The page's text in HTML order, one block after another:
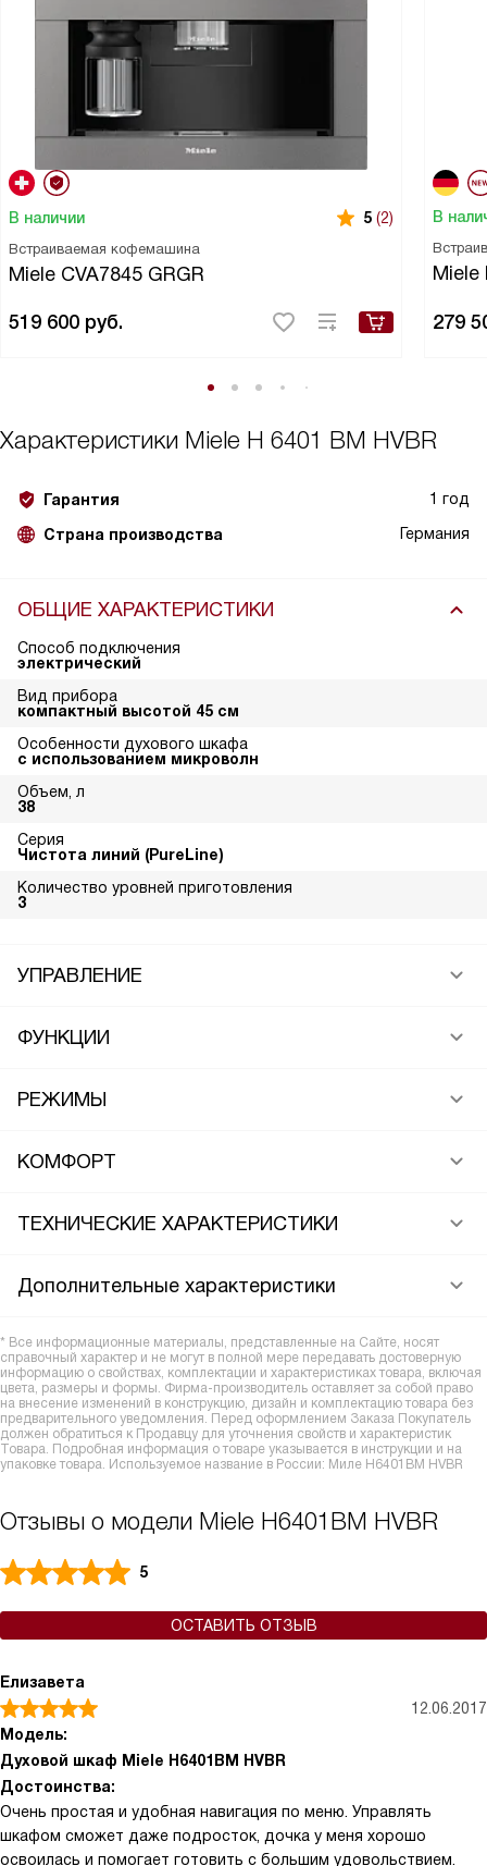
В наличии 5 (2)
Встраиваемая кофемашина
Miele CVA7845 GRGR
519 600 руб.
В
Miele
279
Характеристики Miele H 6401 BM HVBR
Гарантия 1 год
Страна производства Германия
ОБЩИЕ ХАРАКТЕРИСТИКИ
Способ подключения
электрический
Вид прибора
компактный высотой 45 см
Особенности духового шкафа
с использованием микроволн
Объем, л
38
Серия
Чистота линий (PureLine)
Количество уровней приготовления
3
УПРАВЛЕНИЕ
ФУНКЦИИ
РЕЖИМЫ
КОМФОРТ
ТЕХНИЧЕСКИЕ ХАРАКТЕРИСТИКИ
Дополнительные характеристики
* Все информационные материалы, представленные на Сайте, носят
справочный характер и не могут в полной мере передавать достоверную
информацию о свойствах, комплектации и характеристиках товара, включая
цвета, размеры и формы. Фирма-производитель оставляет за собой право
на внесение изменений в конструкцию, дизайн и комплектацию товара без
предварительного уведомления. Перед оформлением Заказа Покупатель
должен обратиться к Продавцу для уточнения свойств и характеристик
Товара. Подробная информация о товаре указывается в инструкции и на
упаковке товара. Используемое название в России: Миле H6401BM HVBR
Отзывы о модели Miele H6401BM HVBR
5
ОСТАВИТЬ ОТЗЫВ
Елизавета
12.06.2017
Модель:
Духовой шкаф Miele H6401BM HVBR
Достоинства:
Очень простая и удобная навигация по меню. Управлять
шкафом сможет даже подросток, дочка у меня хорошо
освоилась и помогает готовить с большим удовольствием.